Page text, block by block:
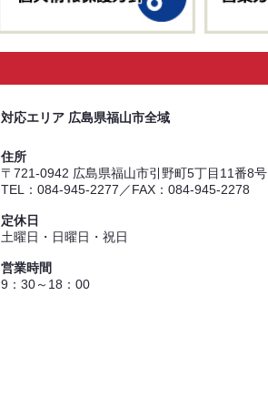
対応エリア 広島県福山市全域
住所
〒721-0942 広島県福山市引野町5丁目11番8号
TEL：084-945-2277／FAX：084-945-2278
定休日
土曜日・日曜日・祝日
営業時間
9：30～18：00